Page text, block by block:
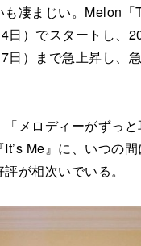
も凄まじい。Melon「
日）でスタートし、
日）まで急上昇し、
メロディーがずっ
Me』に、いつの
が相次いでいる。